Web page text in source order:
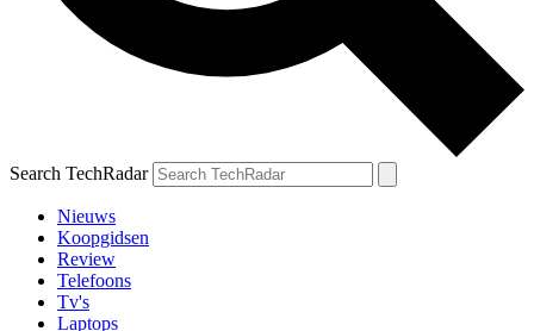
Search TechRadar
Nieuws
Koopgidsen
Review
Telefoons
Tv's
Laptops